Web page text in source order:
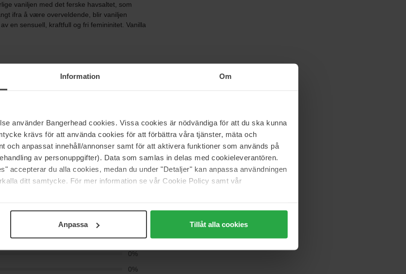
Information Om
använder Bangerhead cookies. Vissa cookies är nödvändiga för att du ska kunna
krävs för att använda cookies för att förbättra våra tjänster, mäta och
och anpassat innehåll/annonser samt för att aktivera funktioner som används på
av personuppgifter). Data som samlas in delas med cookieleverantören.
accepterar du alla cookies, medan du under "Detaljer" kan anpassa användningen
ditt samtycke. För mer information se vår Cookie Policy samt vår
Anpassa Tillåt alla cookies
vaniljen med det ferske havsaltet, som
ifra å være overveldende, blir vaniljen
en sensuell, kraftfull og fri femininitet. Vanilla
0%
0%
0%